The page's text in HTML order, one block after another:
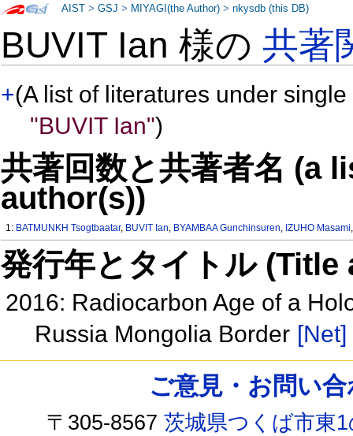
BUVIT Ian 様の共著
+(A list of literatures under
"BUVIT Ian")
共著回数と共著者名 (a
author(s))
1: BATMUNKH Tsogtbaatar, BUVIT Ian, BYAMBAA Gunchinsuren, IZUHO Masami
発行年とタイトル
2016: Radiocarbon Age of a
Russia Mongolia Border [Net]
AIST >GSJ > MIYAGI(the Author) >nkysdb (this DB)
ご意見・お問い
〒305-8567茨城県つくば市東